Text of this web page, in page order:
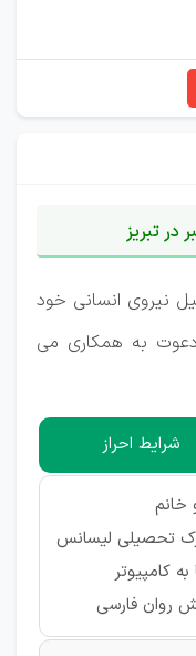
تبریز
نیروی انسانی خود
دعوت به همکاری می
شرایط احراز
خانم
تحصیلی لیسانس
به کامپیوتر
روان فارسی